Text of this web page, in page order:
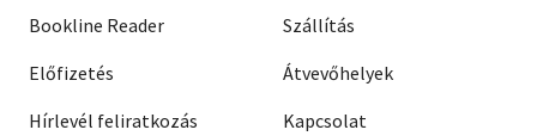
Bookline Reader
Előfizetés
Hírlevél feliratkozás
Szállítás
Átvevőhelyek
Kapcsolat